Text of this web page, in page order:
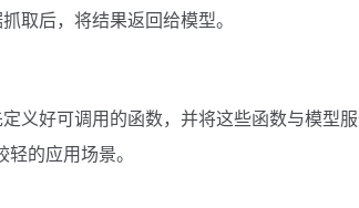
取后，将结果返回给模型。
义好可调用的函数，并将这些函数与模型
的应用场景。